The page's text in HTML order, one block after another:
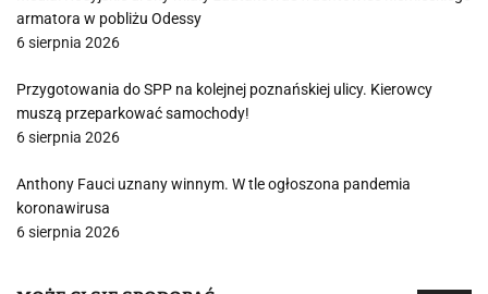
armatora w pobliżu Odessy
6 sierpnia 2026
Przygotowania do SPP na kolejnej poznańskiej ulicy. Kierowcy
muszą przeparkować samochody!
6 sierpnia 2026
Anthony Fauci uznany winnym. W tle ogłoszona pandemia
koronawirusa
6 sierpnia 2026